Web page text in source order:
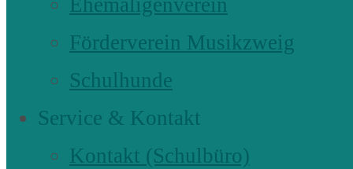
Ehemaligenverein
Förderverein Musikzweig
Schulhunde
Service & Kontakt
Kontakt (Schulbüro)